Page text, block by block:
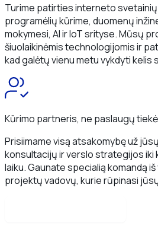
Turime patirties interneto
programėlių kūrime, duomenų
mokymesi, AI ir IoT srityse. Mūsų
šiuolaikinėmis technologijomis ir
kad galėtų vienu metu vykdyti
Kūrimo partneris, ne paslaugų
Prisiimame visą atsakomybę už
konsultacijų ir verslo strategijos iki
laiku. Gaunate specialią komandą
projektų vadovų, kurie rūpinasi